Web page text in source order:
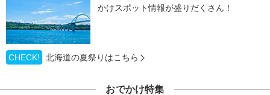
かけスポット情報が盛りだくさん！
CHECK! 北海道の夏祭りはこちら
おでかけ特集